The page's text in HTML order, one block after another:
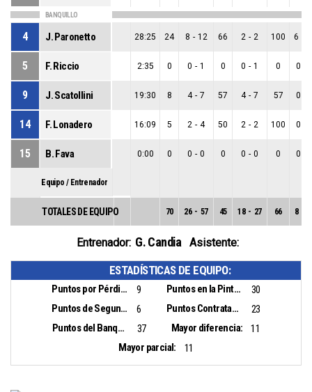
BANQUILLO
4 J. Paronetto 28:25 24 8 - 12 66 2 - 2 100 6
5 F. Riccio 2:35 0 0 - 1 0 0 - 1 0 0
9 J. Scatollini 19:30 8 4 - 7 57 4 - 7 57 0
14 F. Lonadero 16:09 5 2 - 4 50 2 - 2 100 0
15 B. Fava 0:00 0 0 - 0 0 0 - 0 0 0
Equipo / Entrenador
TOTALES DE EQUIPO 70 26 - 57 45 18 - 27 66 8
Entrenador: G. Candia Asistente:
ESTADÍSTICAS DE EQUIPO:
Puntos por Pérdidas: 9 Puntos en la Pintura:
30
Puntos de Segunda Oportunidad:
6 Puntos Contrataque:
23
Puntos del Banquillo:
37 Mayor diferencia:
11
Mayor parcial:
11